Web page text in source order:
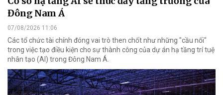
Đông Nam Á
07/08/2026 11:06
Các tổ chức tài chính đóng vai trò then chốt như những "cầu nối"
trong việc tạo điều kiện cho sự thành công của dự án hạ tầng trí tuệ
nhân tạo (AI) trong Đông Nam Á.